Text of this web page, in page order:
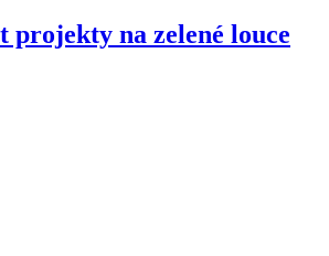
projekty na zelené louce